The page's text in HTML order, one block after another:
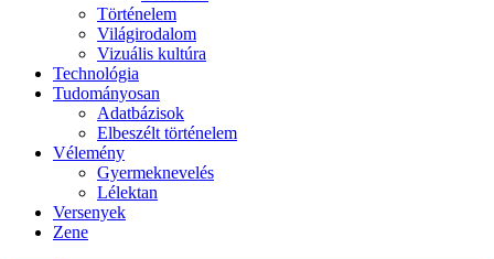
Történelem
Világirodalom
Vizuális kultúra
Technológia
Tudományosan
Adatbázisok
Elbeszélt történelem
Vélemény
Gyermeknevelés
Lélektan
Versenyek
Zene